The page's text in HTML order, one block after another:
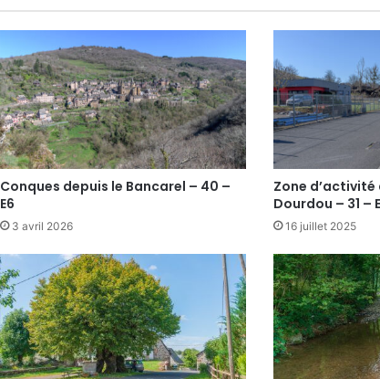
Conques depuis le Bancarel – 40 –
E6
3 avril 2026
Zone d’activité
Dourdou – 31 –
16 juillet 2025